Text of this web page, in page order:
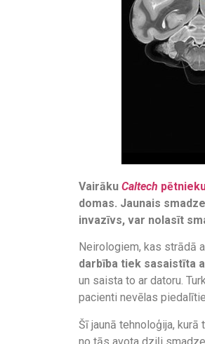
Vairāku Caltech
domas. Jaunais
invazīvs, var nolasīt
Neirologiem, kas strādā
darbība tiek sasaistīta
un saista to ar datoru.
pacienti nevēlas
Šī jaunā tehnoloģija,